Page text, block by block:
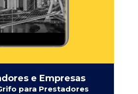
e Empresas
para Prestadores